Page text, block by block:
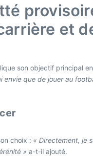
et
son objectif principal
envie que de jouer au
choix : « Directement, je
» a-t-il ajouté.